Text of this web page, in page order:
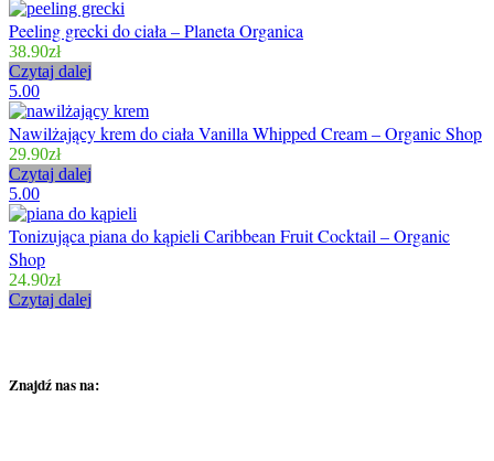
Peeling grecki do ciała – Planeta Organica
38.90zł
Czytaj dalej
5.00
Nawilżający krem do ciała Vanilla Whipped Cream – Organic Shop
29.90zł
Czytaj dalej
5.00
Tonizująca piana do kąpieli Caribbean Fruit Cocktail – Organic
Shop
24.90zł
Czytaj dalej
Znajdź nas na: